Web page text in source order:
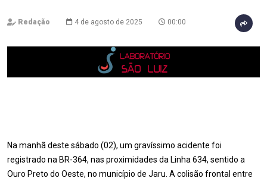
Redação 4 de agosto de 2025 00:00
Na manhã deste sábado (02), um gravíssimo acidente foi
registrado na BR-364, nas proximidades da Linha 634, sentido a
Ouro Preto do Oeste, no município de Jaru. A colisão frontal entre